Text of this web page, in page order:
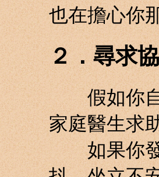
也在擔心你
２．尋求
假如你自
家庭醫生求
如果你發